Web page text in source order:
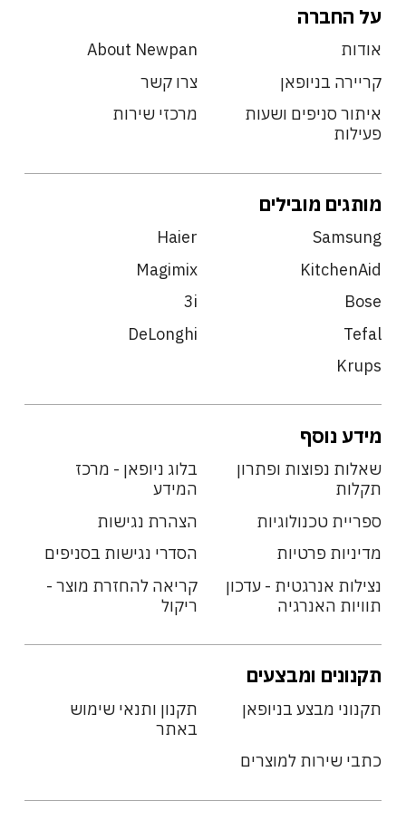
על החברה
אודות
About Newpan
קריירה בניופאן
צרו קשר
איתור סניפים ושעות
פעילות
מרכזי שירות
מותגים מובילים
Samsung
Haier
KitchenAid
Magimix
Bose
3i
Tefal
DeLonghi
Krups
מידע נוסף
שאלות נפוצות ופתרון
תקלות
בלוג ניופאן - מרכז
המידע
ספריית טכנולוגיות
הצהרת נגישות
מדיניות פרטיות
הסדרי נגישות בסניפים
נצילות אנרגטית - עדכון
תוויות האנרגיה
קריאה להחזרת מוצר -
ריקול
תקנונים ומבצעים
תקנוני מבצע בניופאן
תקנון ותנאי שימוש
באתר
כתבי שירות למוצרים